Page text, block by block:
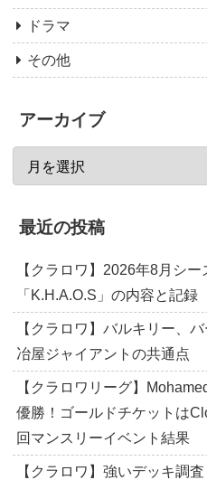
ドラマ
その他
アーカイブ
最近の投稿
【クラロワ】2026年8月シー
「K.H.A.O.S」の内容と記録
【クラロワ】バルキリー、
冶屋ジャイアントの共通点
【クラロワリーグ】
優勝！ゴールドチケットは
回マンスリーイベント結果
【クラロワ】強いデッキ調